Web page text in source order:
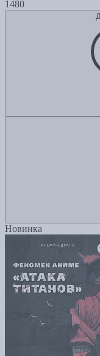
1480
Новинка